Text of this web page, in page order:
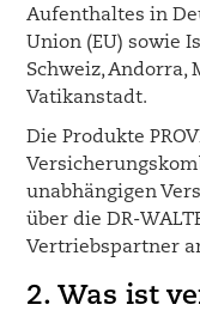
Aufenthaltes in
Union (EU) sowie
Schweiz, Andorra,
Vatikanstadt.
Die Produkte
unabhängigen
über die DR-
Vertriebspartner
2. Was ist